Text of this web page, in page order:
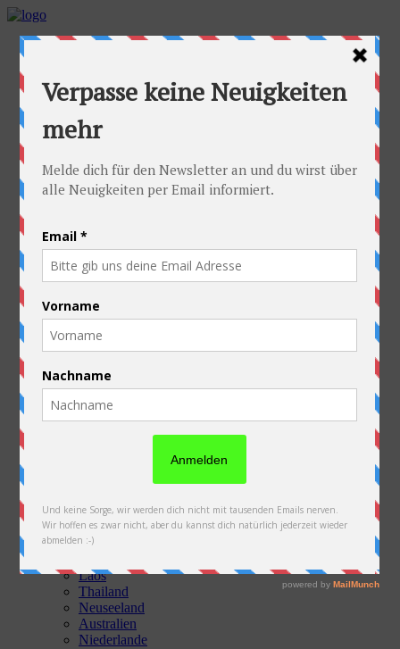
Home
Die häufigsten Fragen
Die Radler
Alexandra
Stefan
Kontakt
Die Route
Polen
Ukraine
Weißrussland
Russland
Kasachstan
Kirgistan
China
Laos
Neuseeland
Die gute Sache
Die Fotos & Videos
Russland
Kasachstan
Kirgistan
Laos
Thailand
Neuseeland
Australien
Niederlande